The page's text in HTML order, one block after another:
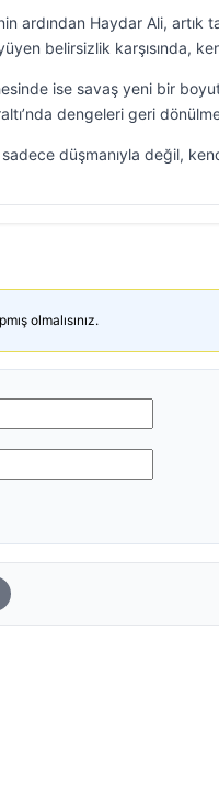
ardından Haydar Ali, artık
belirsizlik karşısında,
ise savaş yeni bir
dengeleri geri
sadece düşmanıyla değil,
olmalısınız.